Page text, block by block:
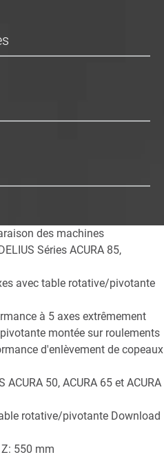
des machines
avec table rotative/pivotante
à 5 axes extrêmement
montée sur roulements
d'enlèvement de copeaux
rotative/pivotante Download
550 mm